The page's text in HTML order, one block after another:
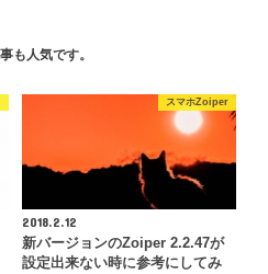
も人気です。
スマホZoiper
2018.2.12
新バージョンのZoiper 2.2.47が
設定出来ない時に参考にしてみ